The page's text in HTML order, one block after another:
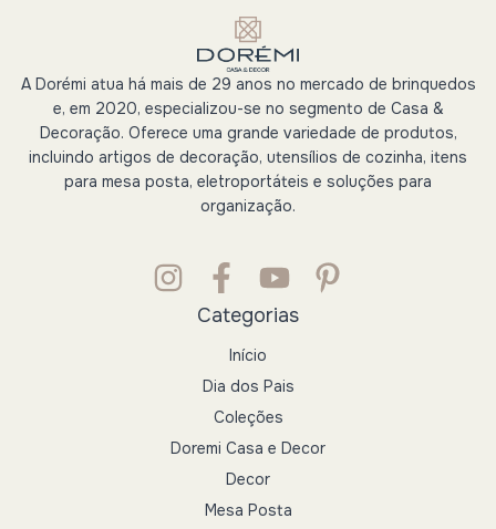
A Dorémi atua há mais de 29 anos no mercado de brinquedos
e, em 2020, especializou-se no segmento de Casa &
Decoração. Oferece uma grande variedade de produtos,
incluindo artigos de decoração, utensílios de cozinha, itens
para mesa posta, eletroportáteis e soluções para
organização.
Categorias
Início
Dia dos Pais
Coleções
Doremi Casa e Decor
Decor
Mesa Posta